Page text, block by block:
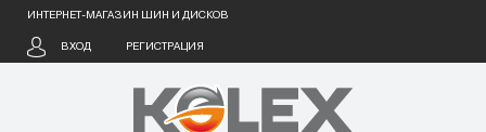
ИНТЕРНЕТ-МАГАЗИН ШИН И ДИСКОВ
ВХОД РЕГИСТРАЦИЯ